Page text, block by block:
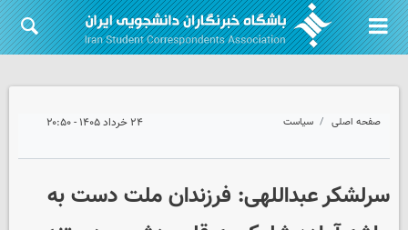
صفحه اصلی سیاست ۲۴ خرداد ۱۴۰۵ - ۲۰:۵۰
سرلشکر عبداللهی: فرزندان ملت دست به